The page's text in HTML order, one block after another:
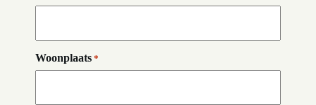
Woonplaats *